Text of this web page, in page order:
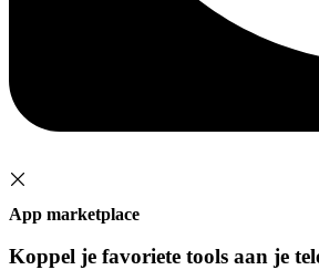
App marketplace
Koppel je favoriete tools aan je